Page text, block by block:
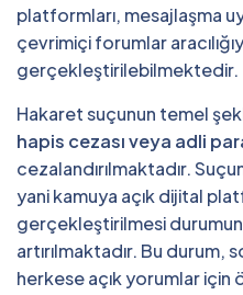
platformları, mesajlaşma
çevrimiçi forumlar
gerçekleştirilebilmektedir.
Hakaret suçunun temel
hapis cezası veya adli
cezalandırılmaktadır.
yani kamuya açık dijital
gerçekleştirilmesi
artırılmaktadır. Bu durum,
herkese açık yorumlar için